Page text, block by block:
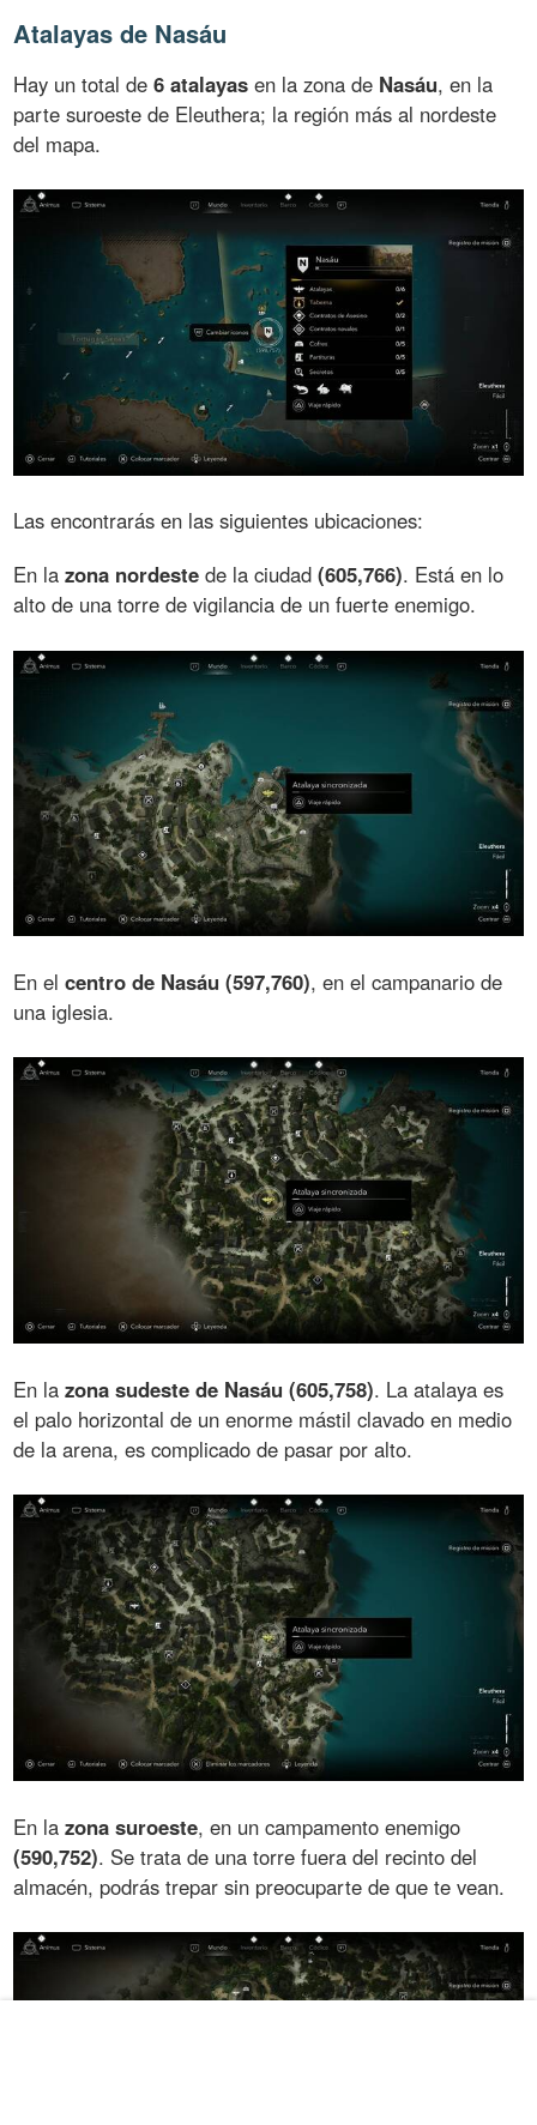
Atalayas de Nasáu
Hay un total de6 atalayas en la zona de Nasáu, en la
parte suroeste de Eleuthera; la región más al nordeste
del mapa.
Las encontrarás en las siguientes ubicaciones:
En lazona nordeste de la ciudad(605,766). Está en lo
alto de una torre de vigilancia de un fuerte enemigo.
En elcentro de Nasáu (597,760), en el campanario de
una iglesia.
En lazona sudeste de Nasáu (605,758). La atalaya es
el palo horizontal de un enorme mástil clavado en medio
de la arena, es complicado de pasar por alto.
En lazona suroeste, en un campamento enemigo
(590,752). Se trata de una torre fuera del recinto del
almacén, podrás trepar sin preocuparte de que te vean.